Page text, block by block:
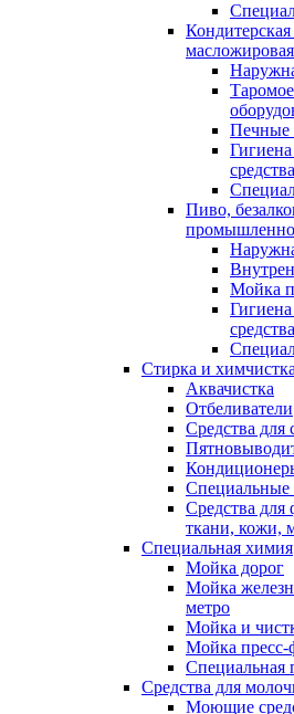
масложировая
Печные
средства
Пиво,
Мойка
средства
Стирка и химчистка
Аквачистка
Отбеливатели
Средства для
Специальные
Средства
ткани, кожи,
Специальная химия
Мойка дорог
Мойка
метро
Мойка и
Мойка
Средства для
Моющие